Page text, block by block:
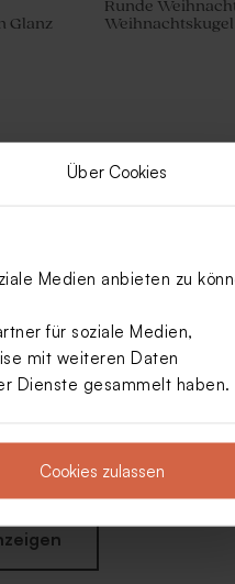
Über Cookies
Medien anbieten zu
für soziale Medien,
mit weiteren Daten
Dienste gesammelt haben.
Cookies zulassen
Glanz
Runde